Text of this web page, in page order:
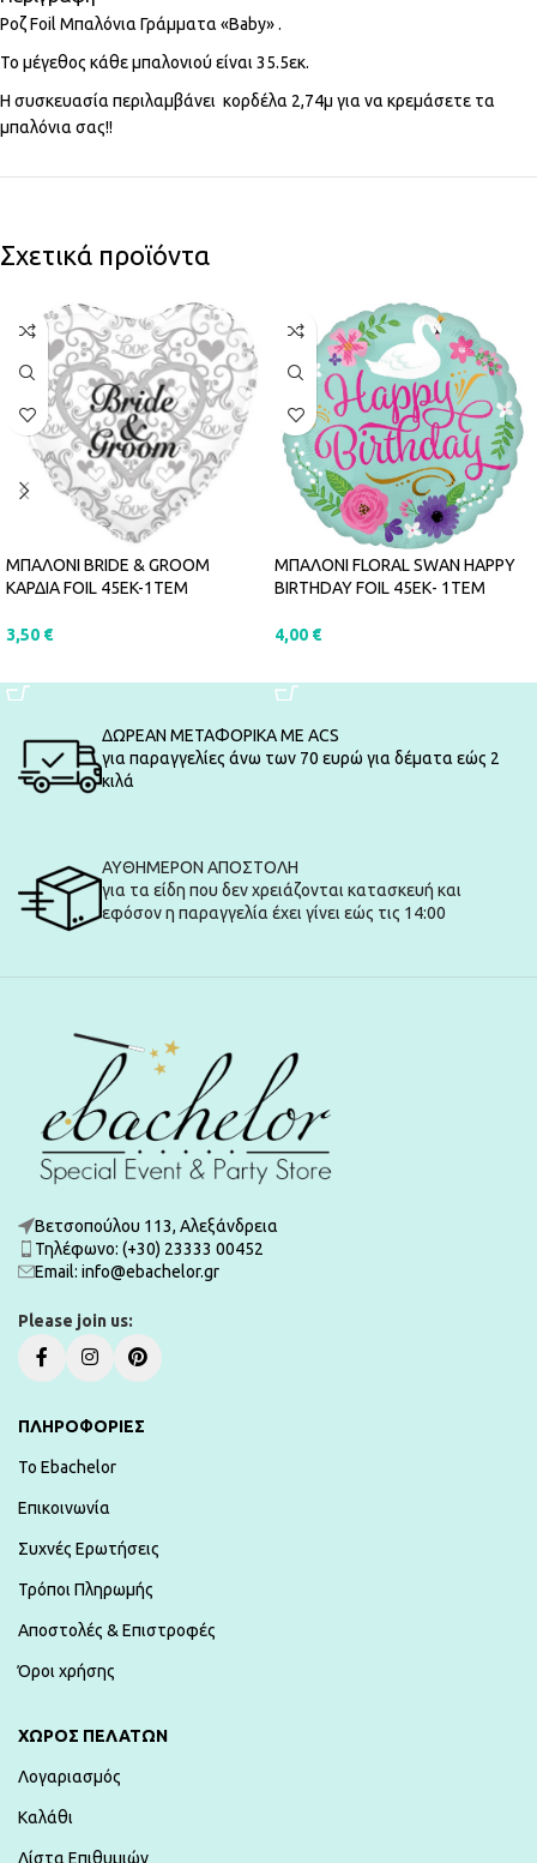
Ροζ Foil Μπαλόνια Γράμματα «Baby» .
Το μέγεθος κάθε μπαλονιού είναι 35.5εκ.
Η συσκευασία περιλαμβάνει κορδέλα 2,74μ για να κρεμάσετε τα
μπαλόνια σας!!
Σχετικά προϊόντα
ΜΠΑΛΟΝΙ BRIDE & GROOM
ΚΑΡΔΙΑ FOIL 45EK-1ΤΕΜ
3,50 €
ΜΠΑΛΟΝΙ FLORAL SWAN HAPPY
BIRTHDAY FOIL 45ΕΚ- 1ΤΕΜ
4,00 €
ΔΩΡΕΑΝ ΜΕΤΑΦΟΡΙΚΑ ΜΕ ACS
για παραγγελίες άνω των 70 ευρώ για δέματα εώς 2
κιλά
ΑΥΘΗΜΕΡΟΝ ΑΠΟΣΤΟΛΗ
για τα είδη που δεν χρειάζονται κατασκευή και
εφόσον η παραγγελία έχει γίνει εώς τις 14:00
Βετσοπούλου 113, Αλεξάνδρεια
Τηλέφωνο: (+30) 23333 00452
Εmail: info@ebachelor.gr
Please join us:
ΠΛΗΡΟΦΟΡΙΕΣ
To Ebachelor
Επικοινωνία
Συχνές Ερωτήσεις
Τρόποι Πληρωμής
Αποστολές & Επιστροφές
Όροι χρήσης
ΧΏΡΟΣ ΠΕΛΑΤΏΝ
Λογαριασμός
Καλάθι
Λίστα Επιθυμιών